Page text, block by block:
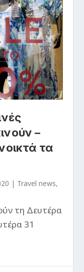
–
τα
| Travel news,
τη Δευτέρα
31